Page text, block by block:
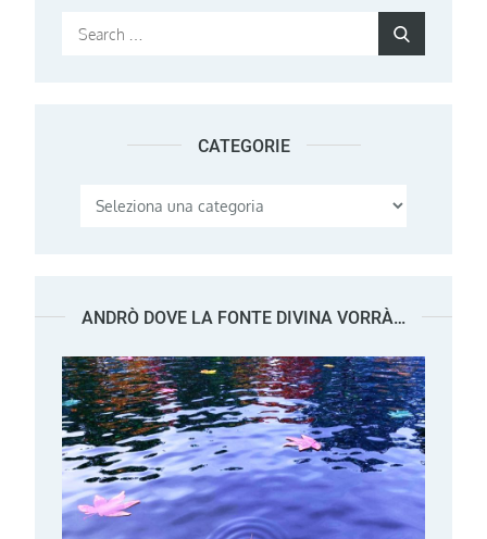
Search
CATEGORIE
Categorie
ANDRÒ DOVE LA FONTE DIVINA VORRÀ…